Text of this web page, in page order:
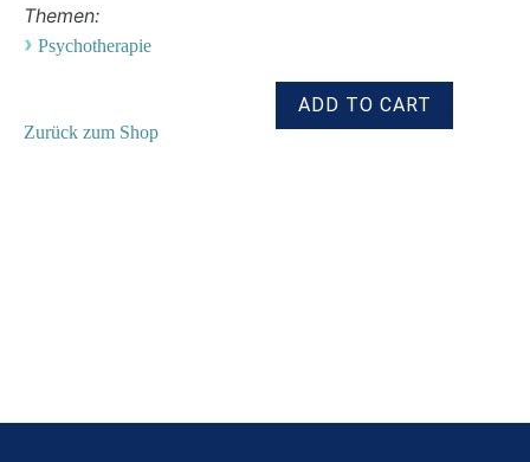
Themen:
› Psychotherapie
Zurück zum Shop